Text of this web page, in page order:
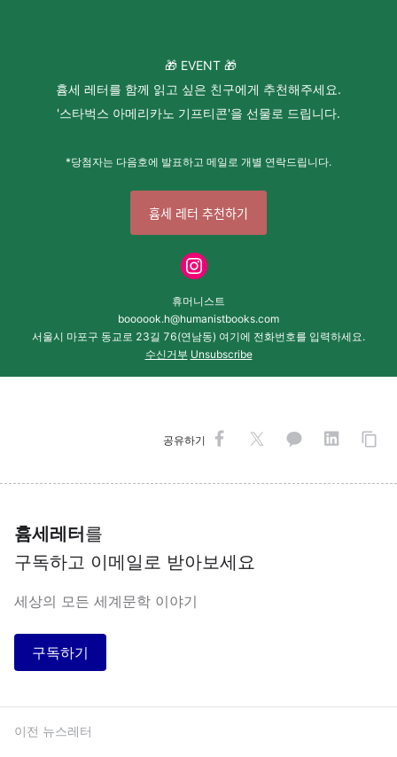
🎁 EVENT 🎁
흄세 레터를 함께 읽고 싶은 친구에게 추천해주세요.
'스타벅스 아메리카노 기프티콘'을 선물로 드립니다.
*당첨자는 다음호에 발표하고 메일로 개별 연락드립니다.
흄세 레터 추천하기
휴머니스트
boooook.h@humanistbooks.com
서울시 마포구 동교로 23길 76(연남동) 여기에 전화번호를 입력하세요.
수신거부 Unsubscribe
공유하기
흄세레터를
구독하고 이메일로 받아보세요
세상의 모든 세계문학 이야기
구독하기
이전 뉴스레터